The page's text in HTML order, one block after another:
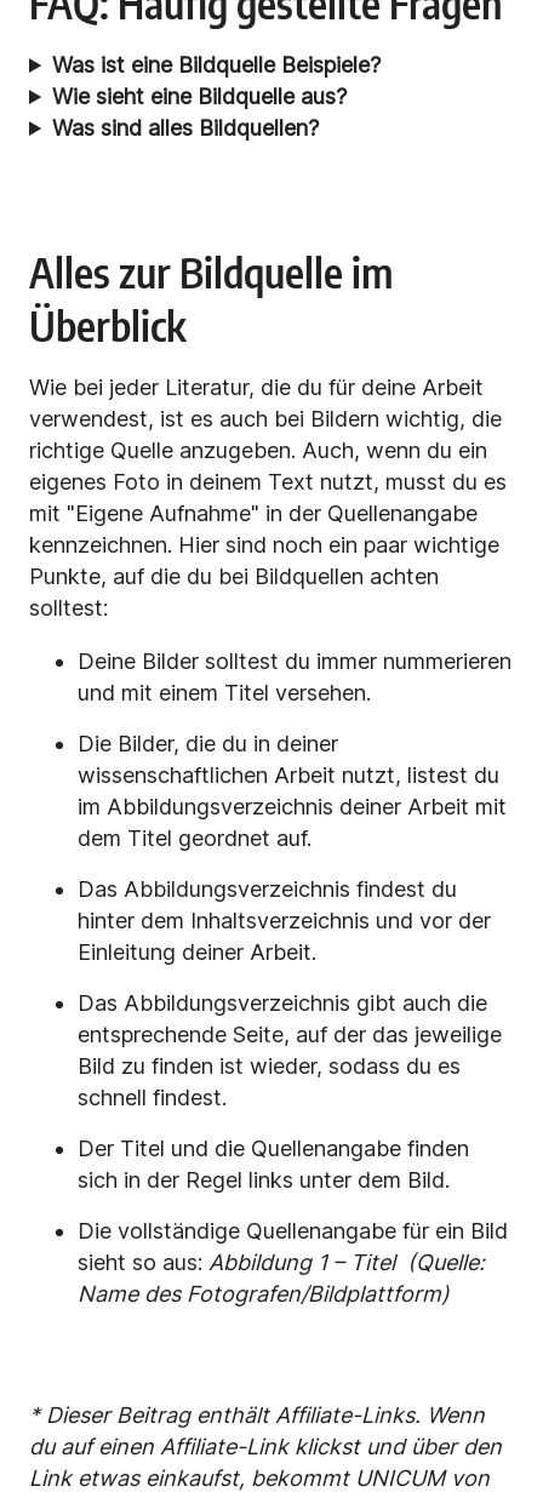
Was ist eine Bildquelle Beispiele?
Wie sieht eine Bildquelle aus?
Was sind alles Bildquellen?
Alles zur Bildquelle im
Überblick
Wie bei jeder Literatur, die du für deine Arbeit
verwendest, ist es auch bei Bildern wichtig, die
richtige Quelle anzugeben. Auch, wenn du ein
eigenes Foto in deinem Text nutzt, musst du es
mit "Eigene Aufnahme" in der Quellenangabe
kennzeichnen. Hier sind noch ein paar wichtige
Punkte, auf die du bei Bildquellen achten
solltest:
Deine Bilder solltest du immer nummerieren
und mit einem Titel versehen.
Die Bilder, die du in deiner
wissenschaftlichen Arbeit nutzt, listest du
im Abbildungsverzeichnis deiner Arbeit mit
dem Titel geordnet auf.
Das Abbildungsverzeichnis findest du
hinter dem Inhaltsverzeichnis und vor der
Einleitung deiner Arbeit.
Das Abbildungsverzeichnis gibt auch die
entsprechende Seite, auf der das jeweilige
Bild zu finden ist wieder, sodass du es
schnell findest.
Der Titel und die Quellenangabe finden
sich in der Regel links unter dem Bild.
Die vollständige Quellenangabe für ein Bild
sieht so aus: Abbildung 1 – Titel
(Quelle:
Name des Fotografen/Bildplattform)
* Dieser Beitrag enthält Affiliate-Links. Wenn
du auf einen Affiliate-Link klickst und über den
Link etwas einkaufst, bekommt UNICUM von